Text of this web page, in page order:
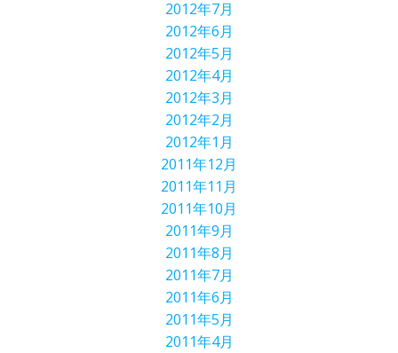
2012年7月
2012年6月
2012年5月
2012年4月
2012年3月
2012年2月
2012年1月
2011年12月
2011年11月
2011年10月
2011年9月
2011年8月
2011年7月
2011年6月
2011年5月
2011年4月